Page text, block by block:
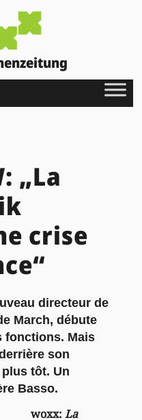
„La
crise
directeur de
March, débute
fonctions. Mais
son
tôt. Un
Basso.
woxx: La